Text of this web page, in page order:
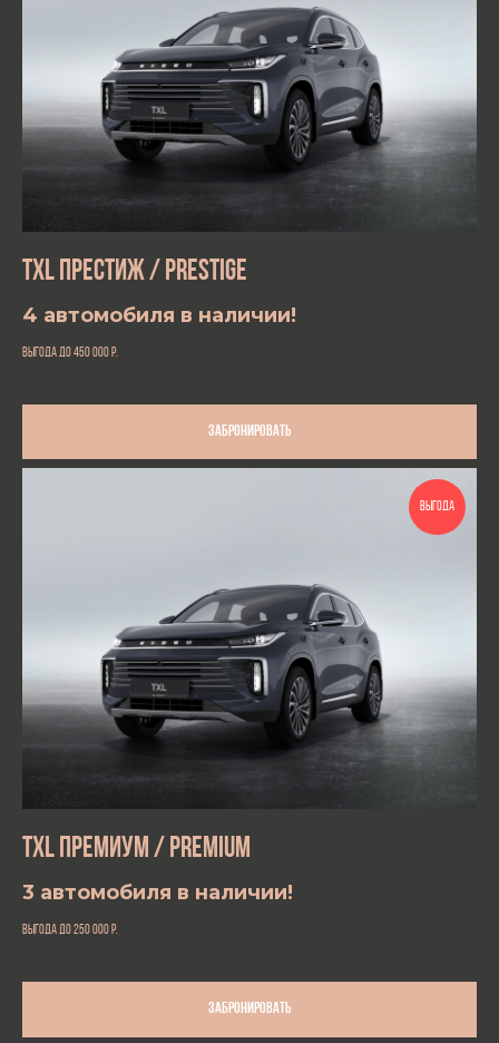
TXL ПРЕСТИЖ / PRESTIGE
4 автомобиля в наличии!
выгода до 450 000 р.
Забронировать
ВЫГОДА
TXL ПРЕМИУМ / PREMIUM
3 автомобиля в наличии!
выгода до 250 000 р.
Забронировать